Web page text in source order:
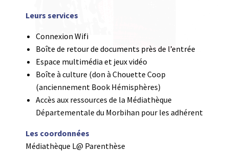
Leurs services
Connexion Wifi
Boîte de retour de documents près de l’entrée
Espace multimédia et jeux vidéo
Boîte à culture (don à Chouette Coop
(anciennement Book Hémisphères)
Accès aux ressources de la Médiathèque
Départementale du Morbihan pour les adhérent
Les coordonnées
Médiathèque L@ Parenthèse